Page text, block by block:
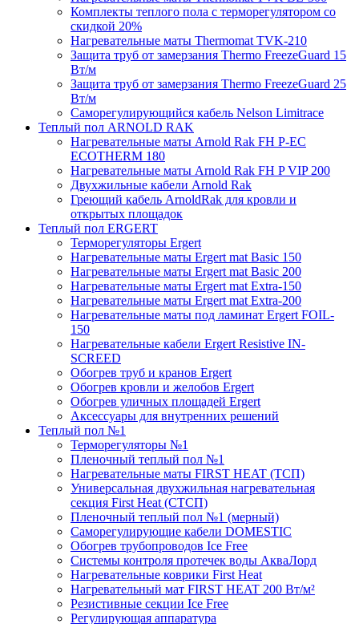
Комплекты теплого пола с терморегулятором со
скидкой 20%
Нагревательные маты Thermomat TVK-210
Защита труб от замерзания Thermo FreezeGuard 15
Вт/м
Защита труб от замерзания Thermo FreezeGuard 25
Вт/м
Саморегулирующийся кабель Nelson Limitrace
Теплый пол ARNOLD RAK
Нагревательные маты Arnold Rak FH P-EC
ECOTHERM 180
Нагревательные маты Arnold Rak FH P VIP 200
Двухжильные кабели Arnold Rak
Греющий кабель ArnoldRak для кровли и
открытых площадок
Теплый пол ERGERT
Терморегуляторы Ergert
Нагревательные маты Ergert mat Basic 150
Нагревательные маты Ergert mat Basic 200
Нагревательные маты Ergert mat Extra-150
Нагревательные маты Ergert mat Extra-200
Нагревательные маты под ламинат Ergert FOIL-
150
Нагревательные кабели Ergert Resistive IN-
SCREED
Обогрев труб и кранов Ergert
Обогрев кровли и желобов Ergert
Обогрев уличных площадей Ergert
Аксессуары для внутренних решений
Теплый пол №1
Терморегуляторы №1
Пленочный теплый пол №1
Нагревательные маты FIRST HEAT (ТСП)
Универсальная двухжильная нагревательная
секция First Heat (СТСП)
Пленочный теплый пол №1 (мерный)
Саморегулирующие кабели DOMESTIC
Обогрев трубопроводов Ice Free
Системы контроля протечек воды АкваЛорд
Нагревательные коврики First Heat
Нагревательный мат FIRST HEAT 200 Вт/м²
Резистивные секции Ice Free
Регулирующая аппаратура